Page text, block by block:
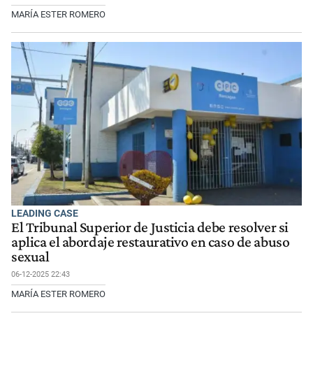
MARÍA ESTER ROMERO
LEADING CASE
El Tribunal Superior de Justicia debe resolver si
aplica el abordaje restaurativo en caso de abuso
sexual
06-12-2025 22:43
MARÍA ESTER ROMERO